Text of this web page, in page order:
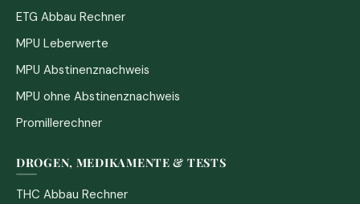
ETG Abbau Rechner
MPU Leberwerte
MPU Abstinenznachweis
MPU ohne Abstinenznachweis
Promillerechner
DROGEN, MEDIKAMENTE & TESTS
THC Abbau Rechner